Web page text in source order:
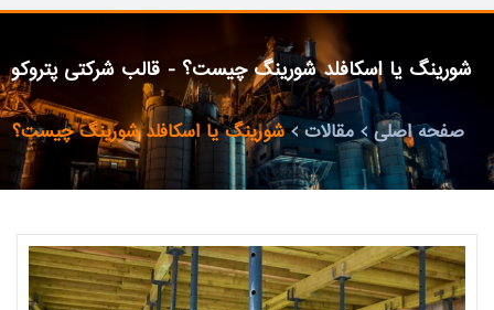
شورینگ یا اسکافلد شورینگ چیست؟ - قالب شرکتی پتروکو
صفحه اصلی مقالات شورینگ یا اسکافلد شورینگ چیست؟